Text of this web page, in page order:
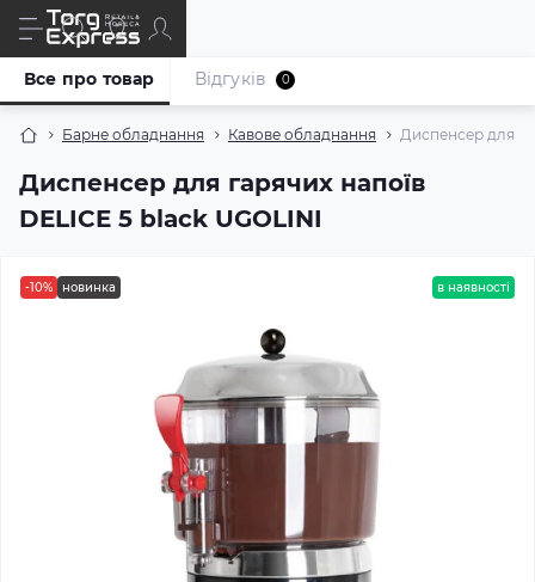
Барне обладнання Кавове обладнання Диспенсер для
Диспенсер для гарячих напоїв
DELICE 5 black UGOLINI
Все про товар Відгуків 0
-10% новинка в наявності